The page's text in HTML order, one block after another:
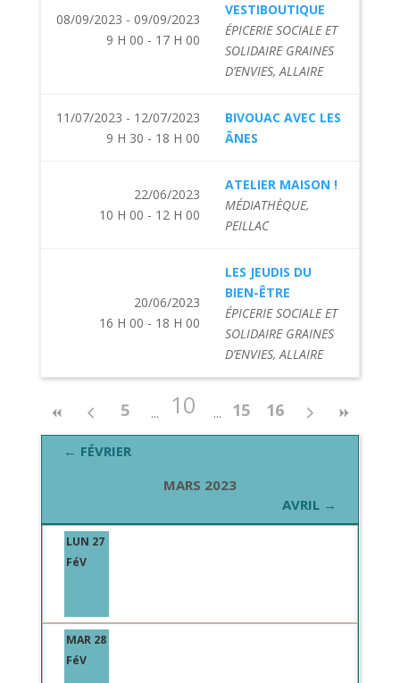
08/09/2023 - 09/09/2023
9 H 00 - 17 H 00
VESTIBOUTIQUE
ÉPICERIE SOCIALE ET
SOLIDAIRE GRAINES
D’ENVIES, ALLAIRE
11/07/2023 - 12/07/2023
9 H 30 - 18 H 00
BIVOUAC AVEC LES
ÂNES
22/06/2023
10 H 00 - 12 H 00
ATELIER MAISON !
MÉDIATHÈQUE,
PEILLAC
20/06/2023
16 H 00 - 18 H 00
LES JEUDIS DU
BIEN-ÊTRE
ÉPICERIE SOCIALE ET
SOLIDAIRE GRAINES
D’ENVIES, ALLAIRE
5 10 15 16
← FÉVRIER
MARS 2023
AVRIL →
LUN 27
FéV
MAR 28
FéV